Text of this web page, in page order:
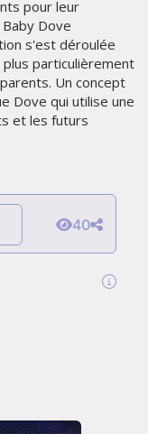
pour leur
Dove
s'est déroulée
plus particulièrement
Un concept
Dove qui utilise une
et les futurs
40